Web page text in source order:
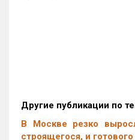
Другие публикации по
В Москве резко
строящегося, и готового